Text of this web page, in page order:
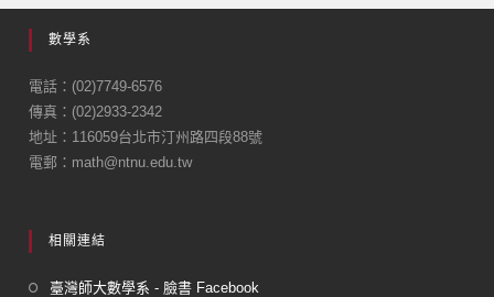
e
b
o
o
k
數學系
電話：(02)7749-6576
傳真：(02)2933-2342
地址：116059台北市汀州路四段88號
電郵：math@ntnu.edu.tw
相關連結
臺灣師大數學系 - 臉書 Facebook